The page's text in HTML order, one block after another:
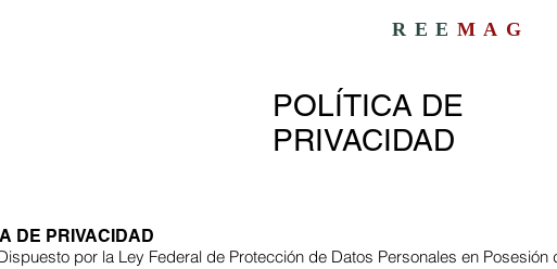
REE MAG
POLÍTICA DE
PRIVACIDAD
DE PRIVACIDAD
por la Ley Federal de Protección de Datos Personales en